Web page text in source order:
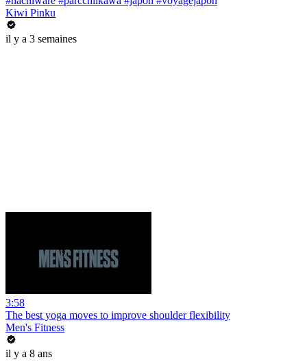
Kiwi Pinku
il y a 3 semaines
3:58
The best yoga moves to improve shoulder flexibility
Men's Fitness
il y a 8 ans